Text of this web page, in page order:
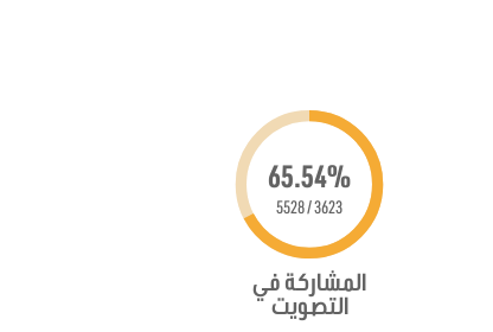
65.54%
3623 / 5528
المشاركة في
التصويت